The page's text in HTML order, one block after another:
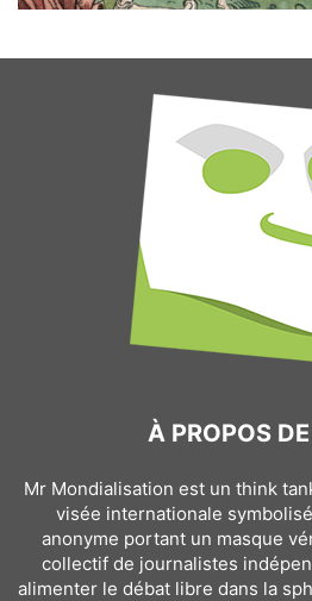
À PROPOS
Mr Mondialisation est un think
visée internationale
anonyme portant un masque
collectif de journalistes
alimenter le débat libre dans la